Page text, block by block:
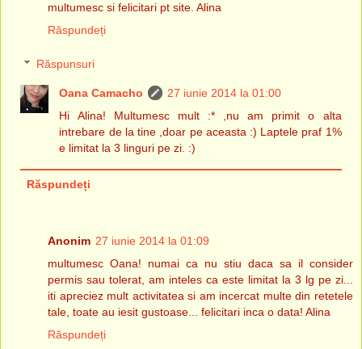
multumesc si felicitari pt site. Alina
Răspundeți
Răspunsuri
Oana Camacho
27 iunie 2014 la 01:00
Hi Alina! Multumesc mult :* ,nu am primit o alta
intrebare de la tine ,doar pe aceasta :) Laptele praf 1%
e limitat la 3 linguri pe zi. :)
Răspundeți
Anonim 27 iunie 2014 la 01:09
multumesc Oana! numai ca nu stiu daca sa il consider
permis sau tolerat, am inteles ca este limitat la 3 lg pe zi...
iti apreciez mult activitatea si am incercat multe din retetele
tale, toate au iesit gustoase... felicitari inca o data! Alina
Răspundeți